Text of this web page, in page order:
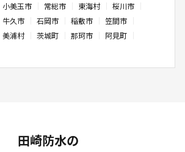
小美玉市 常総市 東海村
桜川市
牛久市 石岡市 稲敷市
笠間市
美浦村 茨城町 那珂市
阿見町
田崎防水の